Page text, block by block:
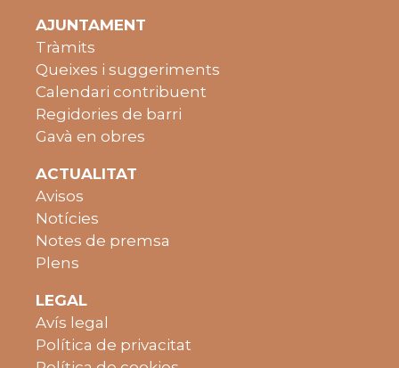
AJUNTAMENT
Tràmits
Queixes i suggeriments
Calendari contribuent
Regidories de barri
Gavà en obres
ACTUALITAT
Avisos
Notícies
Notes de premsa
Plens
LEGAL
Avís legal
Política de privacitat